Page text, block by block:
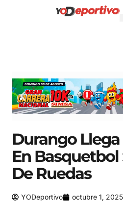
Durango Llega
En Basquetbol
De Ruedas
YODeportivo octubre 1, 2025